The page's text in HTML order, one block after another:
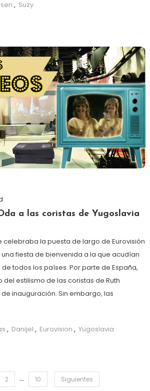
, Suzy
a las coristas de Yugoslavia
celebraba la puesta de largo de Eurovisión
fiesta de bienvenida a la que acudían
todos los países. Por parte de España,
estilismo de las coristas de Ruth
inauguración. Sin embargo, las
, Danijel , Eurovision , Yugoslavia
de entradas
2 … 10 Siguientes